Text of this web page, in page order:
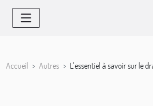
Accueil Autres L'essentiel à savoir sur le